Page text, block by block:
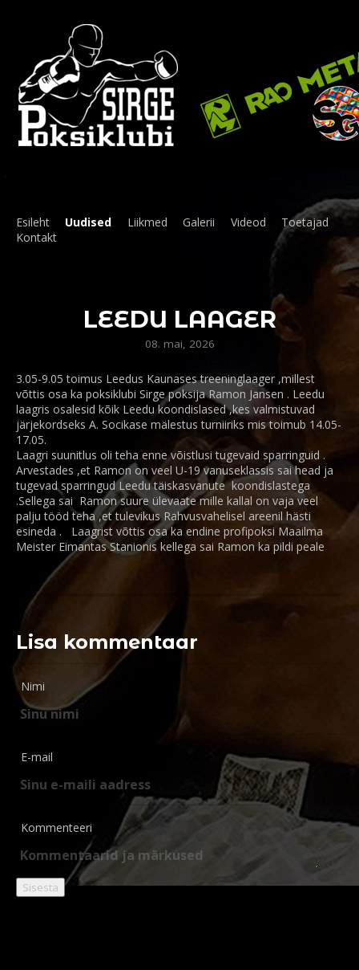
Esileht Uudised Liikmed Galerii Videod
Toetajad
Kontakt
LEEDU LAAGER
08. mai, 2026
3.05-9.05 toimus Leedus Kaunases treeninglaager ,millest
võttis osa ka poksiklubi Sirge poksija Ramon Jansen . Leedu
laagris osalesid kõik Leedu koondislased ,kes valmistuvad
järjekordseks A. Socikase mälestus turniiriks mis toimub 14.05-
17.05.
Laagri suunitlus oli teha enne võistlusi tugevaid sparringuid .
Arvestades ,et Ramon on veel U-19 vanuseklassis sai head ja
tugevad sparringud Leedu täiskasvanute koondislastega
.Sellega sai Ramon suure ülevaate mille kallal on vaja veel
palju tööd teha ,et tulevikus Rahvusvahelisel areenil hästi
esineda . Laagrist võttis osa ka endine profipoksi Maailma
Meister Eimantas Stanionis kellega sai Ramon ka pildi peale
Lisa kommentaar
Nimi
E-mail
Kommenteeri